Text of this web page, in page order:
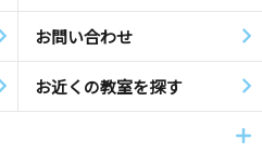
お問い合わせ
お近くの教室を探す